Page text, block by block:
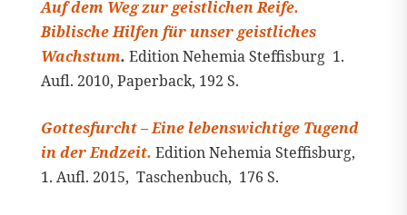
Auf dem Weg zur geistlichen Reife.
Biblische Hilfen für unser geistliches
Wachstum. Edition Nehemia Steffisburg 1.
Aufl. 2010, Paperback, 192 S.
Gottesfurcht –Eine lebenswichtige Tugend
in der Endzeit. Edition Nehemia Steffisburg,
1. Aufl. 2015, Taschenbuch, 176 S.